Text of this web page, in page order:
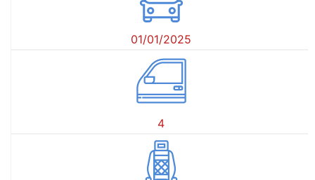
01/01/2025
4